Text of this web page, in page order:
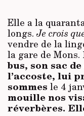
Elle a la
longs.Je crois
vendre de la
la gare de Mons.
bus, son sac
l’accoste, lui
sommes le 4
mouille nos
réverbères.